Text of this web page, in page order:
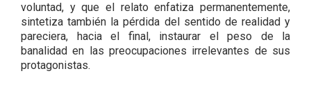
voluntad, y que el relato enfatiza permanentemente,
sintetiza también la pérdida del sentido de realidad y
pareciera, hacia el final, instaurar el peso de la
banalidad en las preocupaciones irrelevantes de sus
protagonistas.